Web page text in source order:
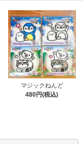
マジックねんど
480円(税込)